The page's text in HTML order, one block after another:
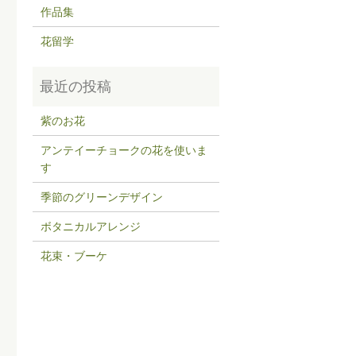
作品集
花留学
紫のお花
アンテイーチョークの花を使いま
す
季節のグリーンデザイン
ボタニカルアレンジ
花束・ブーケ